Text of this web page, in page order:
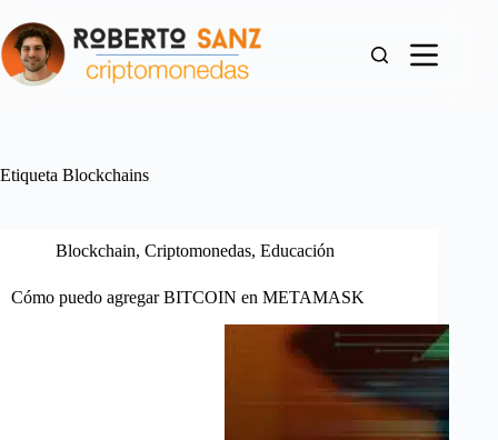
al
contenido
Etiqueta Blockchains
Blockchain, Criptomonedas, Educación
Cómo puedo agregar BITCOIN en METAMASK